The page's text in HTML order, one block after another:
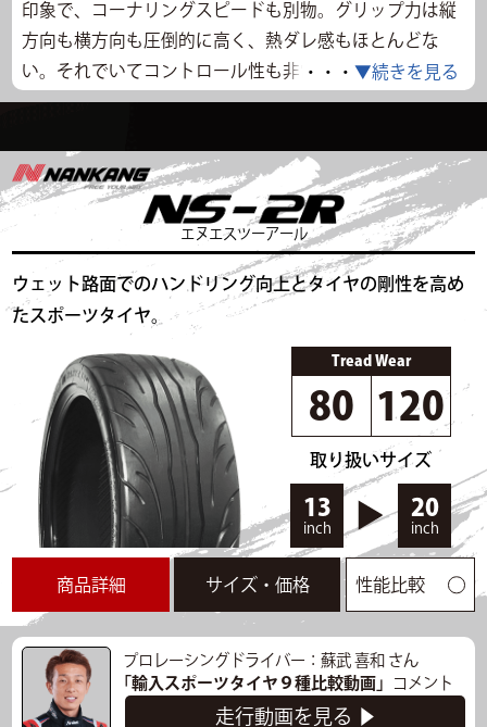
印象で、コーナリングスピードも別物。グリップ力は縦
方向も横方向も圧倒的に高く、熱ダレ感もほとんどな
い。それでいてコントロール性も非常に高く、意外と乗
り心地もよく、街乗りでも快適そう。浅溝なので若干タ
ッドの剛性も高く、タイムアタックに使うならこれ一
択。国産ハイグリップタイヤと比較するとヨコハマの
A052の乗り味に似ている印象。他のタイヤと比べると値
段は高いが、4万円程度の価格差で1秒のタイムが買える
なら安いと思う。
走行データ
走行時間 14:45～ 路面温度 65.4℃
タイム 42.199s 最高速度 88.637km/h
タイムリザルト一覧
・・・ ▼続きを見る
▲閉じる
エヌエスツーアール
ウェット路面でのハンドリング向上とタイヤの剛性を高め
たスポーツタイヤ。
Tread Wear
80 120
取り扱いサイズ
13
inch
20
inch
商品詳細 サイズ・価格 性能比較
プロレーシングドライバー：蘇武 喜和 さん
「輸入スポーツタイヤ９種比較動画」
コメント
走行動画を見る ▶